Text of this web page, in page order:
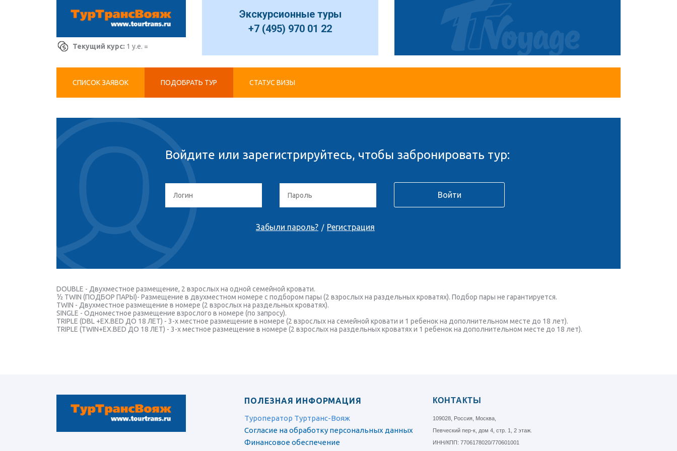
Текущий курс: 1 у.е. =
Экскурсионные туры
+7 (495) 970 01 22
СПИСОК ЗАЯВОК ПОДОБРАТЬ ТУР СТАТУС ВИЗЫ
Войдите или зарегистрируйтесь, чтобы забронировать тур:
Забыли пароль? / Регистрация
DOUBLE - Двухместное размещение, 2 взрослых на одной семейной кровати.
½ TWIN (ПОДБОР ПАРЫ)- Размещение в двухместном номере с подбором пары (2 взрослых на раздельных кроватях). Подбор пары не гарантируется.
TWIN - Двухместное размещение в номере (2 взрослых на раздельных кроватях).
SINGLE - Одноместное размещение взрослого в номере (по запросу).
TRIPLE (DBL +EX.BED ДО 18 ЛЕТ) - 3-х местное размещение в номере (2 взрослых на семейной кровати и 1 ребенок на дополнительном месте до 18 лет).
TRIPLE (TWIN+EX.BED ДО 18 ЛЕТ) - 3-х местное размещение в номере (2 взрослых на раздельных кроватях и 1 ребенок на дополнительном месте до 18 лет).
ПОЛЕЗНАЯ ИНФОРМАЦИЯ
Туроператор Туртранс-Вояж
Согласие на обработку персональных данных
Финансовое обеспечение
КОНТАКТЫ
109028, Россия, Москва,
Певческий пер-к, дом 4, стр. 1, 2 этаж.
ИНН/КПП: 7706178020/770601001